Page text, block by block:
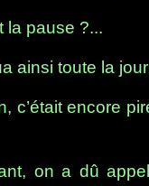
la pause ?...
ainsi toute la
c’était encore
on a dû